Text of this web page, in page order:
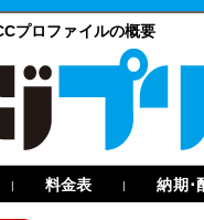
プロファイルの概要
| 料金表 | 納期･